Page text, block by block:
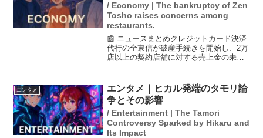
/ Economy | The bankruptcy of Zen
Tosho raises concerns among
restaurants.
📰 ニュースまとめクレジットカード決済
代行の全東信が破産手続きを開始し、2万
店以上の契約店舗に対する売上金の未入
になるとの懸念が広がっています。この
影響は地方銀行に...
エンタメ
エンタメ｜ヒカル発端のタモリ論
争とその影響
/ Entertainment | The Tamori
Controversy Sparked by Hikaru and
Its Impact